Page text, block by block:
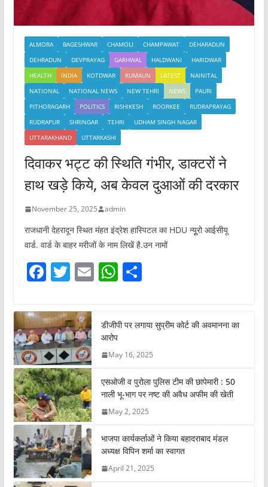
ALMORA BAGESHWAR CHAMOLI CHAMPAWAT
DEHARADUN
DEHRADUN
DEVPRAYAG GARHWAL HALDWANI
HARIDWAR
HEALTH
INDIA KOTDWAR KUMAUN LATEST
NAINITAL
NATIONAL
NATIONAL NEWS NEW TEHRI NEWS
PAURI
PITHORAGARH
POLITICS RISHIKESH ROORKEE
RUDRAPRAYAG
RUDRAPUR
SHRINGAR TEHRI
UDHAM SINGH NAGAR
UTTARAKHAND
UTTARKASHI
दिवाकर भट्ट की स्थिति गंभीर, डाक्टरों ने
हाथ खड़े किये, अब केवल दुआओं की दरकार
November 25, 2025 admin
राजधानी देहरादून स्थित मंहत इंद्रेश हास्पिटल का HDU न्यूूरो आईसीयू
वार्ड. वार्ड के बाहर मरीजों के नाम लिखें है.उन नामों
F
a
c
e
b
o
o
k
T
w
itt
er
E
m
W
h
s
A
p
p
S
h
e
डीजीपी पर लगाया सुप्रीम कोर्ट की अवमानना का
आरोप
May 16, 2025
एसओजी व पुरोला पुलिस टीम की छापेमारी : 50
नाली भू-भाग पर नष्ट की अवैध अफीम की खेती
May 2, 2025
भाजपा कार्यकर्ताओं ने किया बहादराबाद मंडल
अध्यक्ष विपिन शर्मा का स्वागत
April 21, 2025